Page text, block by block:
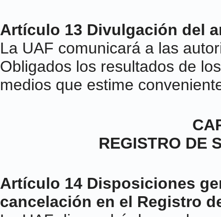
Artículo 13 Divulgación del
La UAF comunicará a las
Obligados los resultados de
medios que estime
REGISTRO DE
Artículo 14 Disposiciones
cancelación en el Registro